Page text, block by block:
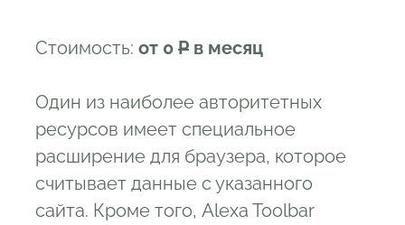
Стоимость: от 0 Р в месяц
Один из наиболее авторитетных
ресурсов имеет специальное
расширение для браузера, которое
считывает данные с указанного
сайта. Кроме того, Alexa Toolbar